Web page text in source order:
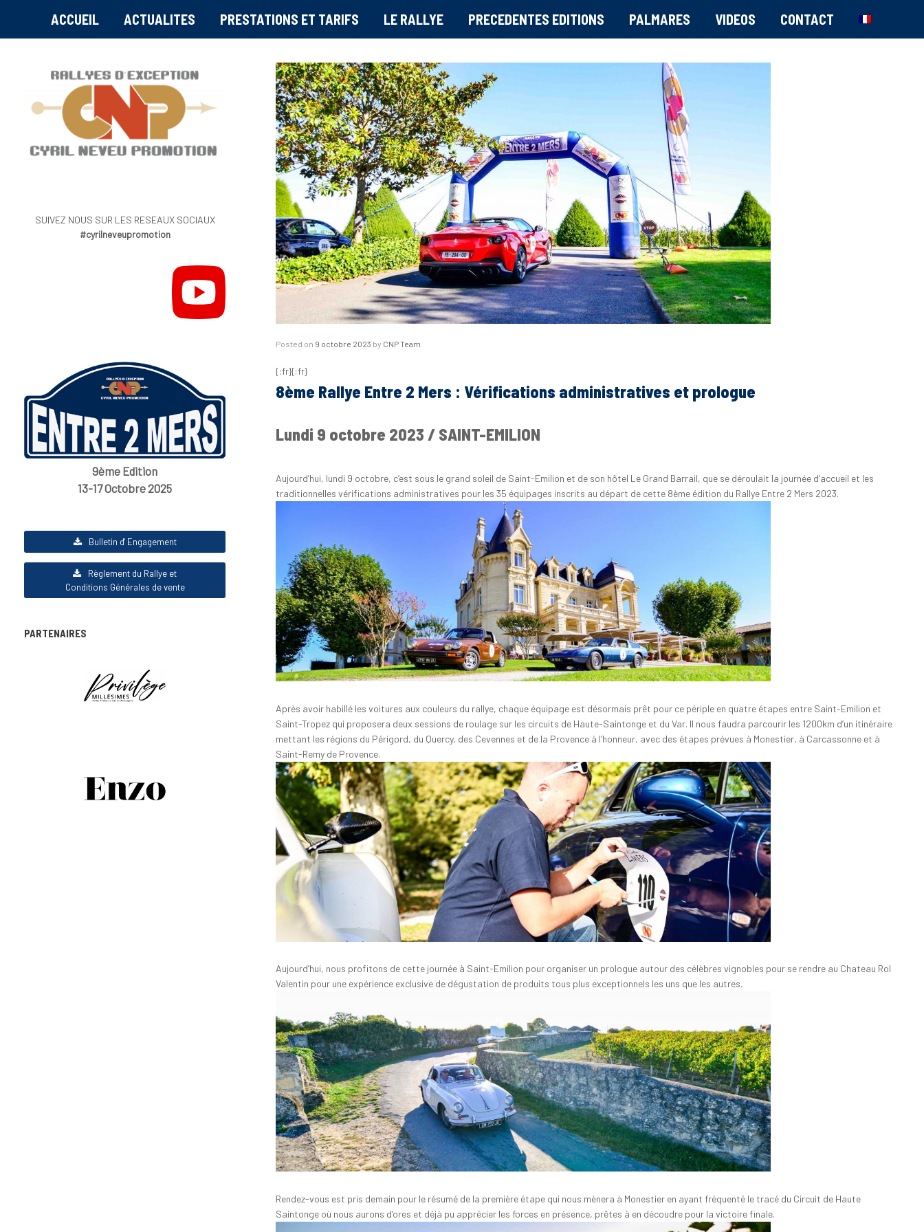
ACCUEIL ACTUALITES PRESTATIONS ET TARIFS LE RALLYE PRECEDENTES EDITIONS PALMARES VIDEOS CONTACT
Posted on 9 octobre 2023 by CNP Team
{:fr}{:fr}
8ème Rallye Entre 2 Mers : Vérifications administratives et prologue
Lundi 9 octobre 2023 / SAINT-EMILION
Aujourd’hui, lundi 9 octobre, c’est sous le grand soleil de Saint-Emilion et de son hôtel Le Grand Barrail, que se déroulait la journée d’accueil et les
traditionnelles vérifications administratives pour les 35 équipages inscrits au départ de cette 8ème édition du Rallye Entre 2 Mers 2023.
Après avoir habillé les voitures aux couleurs du rallye, chaque équipage est désormais prêt pour ce périple en quatre étapes entre Saint-Emilion et
Saint-Tropez qui proposera deux sessions de roulage sur les circuits de Haute-Saintonge et du Var. Il nous faudra parcourir les 1200km d’un itinéraire
mettant les régions du Périgord, du Quercy, des Cevennes et de la Provence à l’honneur, avec des étapes prévues à Monestier, à Carcassonne et à
Saint-Remy de Provence.
Aujourd’hui, nous profitons de cette journée à Saint-Emilion pour organiser un prologue autour des célèbres vignobles pour se rendre au Chateau Rol
Valentin pour une expérience exclusive de dégustation de produits tous plus exceptionnels les uns que les autres.
Rendez-vous est pris demain pour le résumé de la première étape qui nous mènera à Monestier en ayant fréquenté le tracé du Circuit de Haute
Saintonge où nous aurons d’ores et déjà pu apprécier les forces en présence, prêtes à en découdre pour la victoire finale.
SUIVEZ NOUS SUR LES RESEAUX SOCIAUX
#cyrilneveupromotion
9ème Edition
13-17 Octobre 2025
Bulletin d' Engagement
Règlement du Rallye et
Conditions Générales de vente
PARTENAIRES